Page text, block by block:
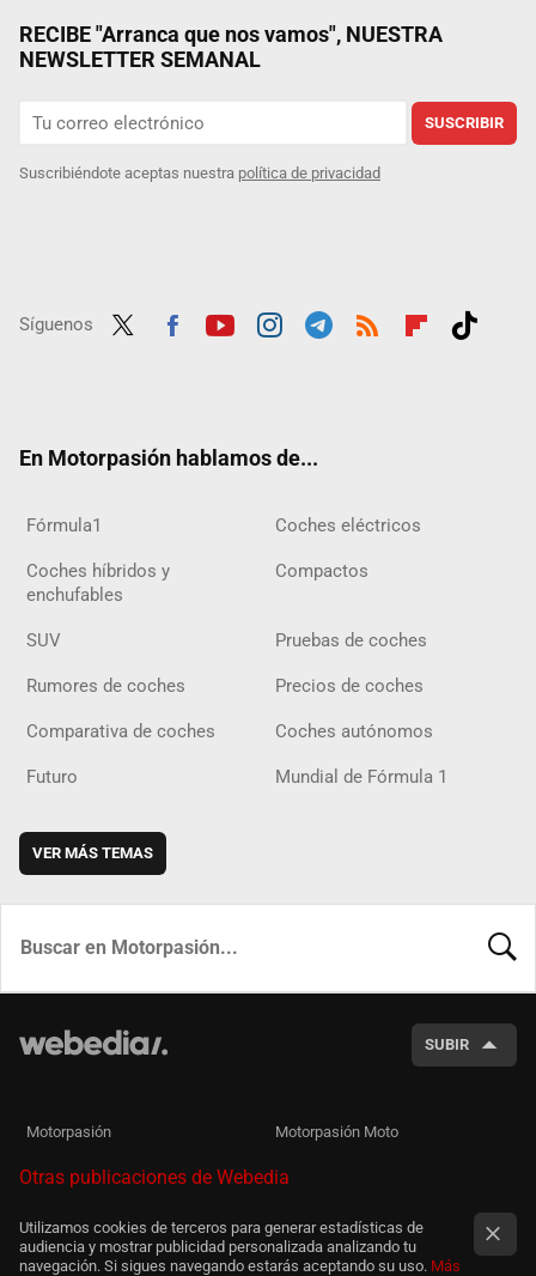
RECIBE "Arranca que nos vamos", NUESTRA
NEWSLETTER SEMANAL
SUSCRIBIR
Suscribiéndote aceptas nuestra política de privacidad
Síguenos
En Motorpasión hablamos de...
Fórmula1 Coches eléctricos
Coches híbridos y
enchufables
Compactos
SUV Pruebas de coches
Rumores de coches Precios de coches
Comparativa de coches Coches autónomos
Futuro Mundial de Fórmula 1
VER MÁS TEMAS
SUBIR
Motorpasión Motorpasión Moto
Otras publicaciones de Webedia
Utilizamos cookies de terceros para generar estadísticas de
audiencia y mostrar publicidad personalizada analizando tu
navegación. Si sigues navegando estarás aceptando su uso. Más